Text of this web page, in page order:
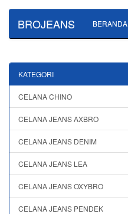
BROJEANS BERANDA
KATEGORI
CELANA CHINO
CELANA JEANS AXBRO
CELANA JEANS DENIM
CELANA JEANS LEA
CELANA JEANS OXYBRO
CELANA JEANS PENDEK